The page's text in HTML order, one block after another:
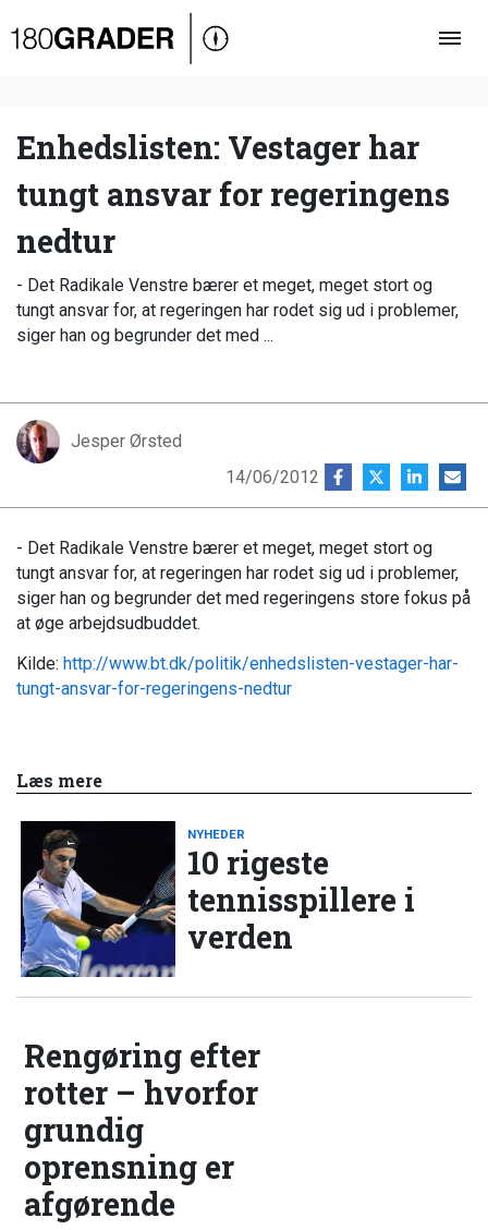
Oversigt
Debat
Video
Podcast
Enhedslisten: Vestager har
tungt ansvar for regeringens
nedtur
- Det Radikale Venstre bærer et meget, meget stort og
tungt ansvar for, at regeringen har rodet sig ud i problemer,
siger han og begrunder det med ...
Jesper Ørsted
14/06/2012
- Det Radikale Venstre bærer et meget, meget stort og
tungt ansvar for, at regeringen har rodet sig ud i problemer,
siger han og begrunder det med regeringens store fokus på
at øge arbejdsudbuddet.
Kilde: http://www.bt.dk/politik/enhedslisten-vestager-har-
tungt-ansvar-for-regeringens-nedtur
Læs mere
NYHEDER
10 rigeste
tennisspillere i
verden
Rengøring efter
rotter – hvorfor
grundig
oprensning er
afgørende